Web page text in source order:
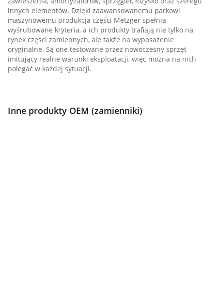
innych elementów. Dzięki zaawansowanemu parkowi
maszynowemu produkcja części Metzger spełnia
wyśrubowane kryteria, a ich produkty trafiają nie tylko na
rynek części zamiennych, ale także na wyposażenie
oryginalne. Są one testowane przez nowoczesny sprzęt
imitujący realne warunki eksploatacji, więc można na nich
polegać w każdej sytuacji.
Inne produkty OEM (zamienniki)